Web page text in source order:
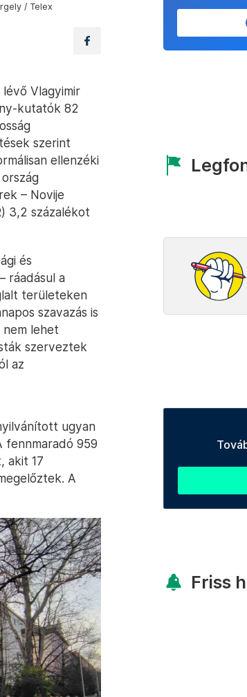
/ Telex
Vlagyimir
kutatók 82
szerint
ellenzéki
– Novije
3,2 százalékot
és
ráadásul a
területeken
szavazás is
lehet
szerveztek
az
ugyan
fennmaradó 959
akit 17
A
Friss